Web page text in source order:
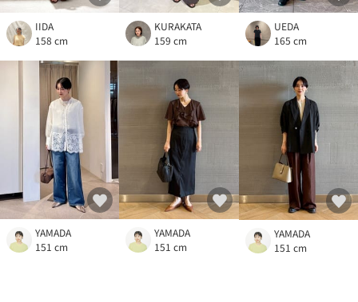
IIDA
158 cm
KURAKATA
159 cm
UEDA
165 cm
YAMADA
151 cm
YAMADA
151 cm
YAMADA
151 cm